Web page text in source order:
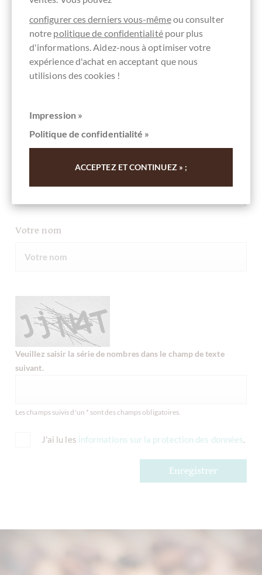
Votre avis
Votre nom
Veuillez saisir la série de nombres dans le champ de texte
suivant.
Les champs suivis d'un * sont des champs obligatoires.
J'ai lu les informations sur la protection des données.
Enregistrer
configurer ces derniers vous-mêmeou consulter
notre politique de confidentialitépour plus
d'informations. Aidez-nous à optimiser votre
expérience d'achat en acceptant que nous
utilisions des cookies !
Impression »
Politique de confidentialité »
ACCEPTEZ ET CONTINUEZ » ;